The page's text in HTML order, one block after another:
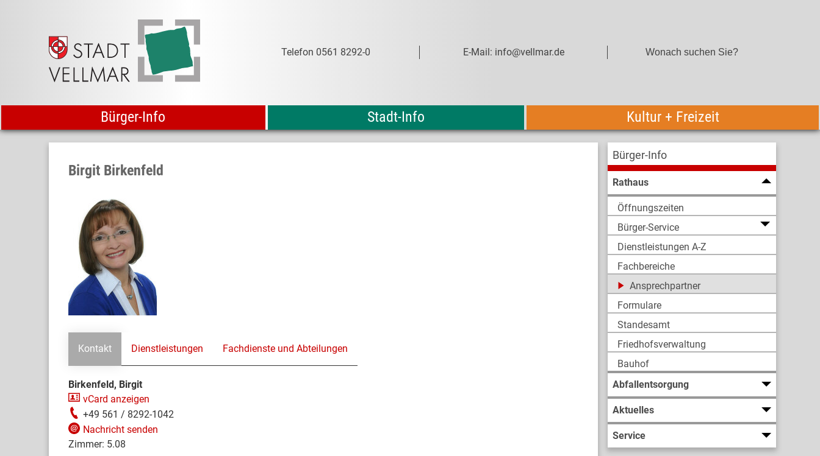
Telefon 0561 8292-0 E-Mail: info@vellmar.de
Bürger-Info Stadt-Info Kultur + Freizeit
Bürger-Info
Rathaus
Öffnungszeiten
Bürger-Service
Dienstleistungen A-Z
Fachbereiche
Ansprechpartner
Formulare
Standesamt
Friedhofsverwaltung
Bauhof
Abfallentsorgung
Aktuelles
Service
Birgit Birkenfeld
Kontakt Dienstleistungen Fachdienste und Abteilungen
Birkenfeld, Birgit
vCard anzeigen
+49 561 / 8292-1042
Nachricht senden
Zimmer: 5.08